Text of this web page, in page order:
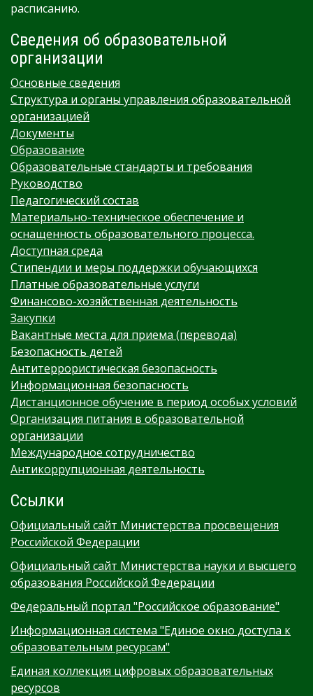
расписанию.
Сведения об образовательной
организации
Основные сведения
Структура и органы управления образовательной
организацией
Документы
Образование
Образовательные стандарты и требования
Руководство
Педагогический состав
Материально-техническое обеспечение и
оснащенность образовательного процесса.
Доступная среда
Стипендии и меры поддержки обучающихся
Платные образовательные услуги
Финансово-хозяйственная деятельность
Закупки
Вакантные места для приема (перевода)
Безопасность детей
Антитеррористическая безопасность
Информационная безопасность
Дистанционное обучение в период особых условий
Организация питания в образовательной
организации
Международное сотрудничество
Антикоррупционная деятельность
Ссылки
Официальный сайт Министерства просвещения
Российской Федерации
Официальный сайт Министерства науки и высшего
образования Российской Федерации
Федеральный портал "Российское образование"
Информационная система "Единое окно доступа к
образовательным ресурсам"
Единая коллекция цифровых образовательных
ресурсов